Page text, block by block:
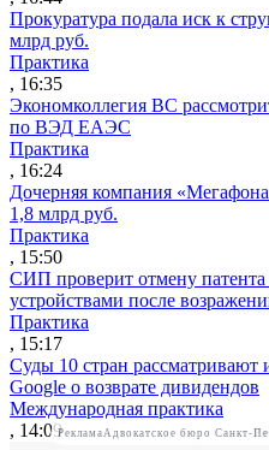
Прокуратура подала иск к
млрд руб.
Практика
, 16:35
Экономколлегия ВС
по ВЭД ЕАЭС
Практика
, 16:24
Дочерняя компания
1,8 млрд руб.
Практика
, 15:50
СИП проверит отмену патента
устройствами после
Практика
, 15:17
Суды 10 стран рассматривают
Google о возврате дивидендов
Международная практика
, 14:09Реклама Адвокатское бюро Санкт-